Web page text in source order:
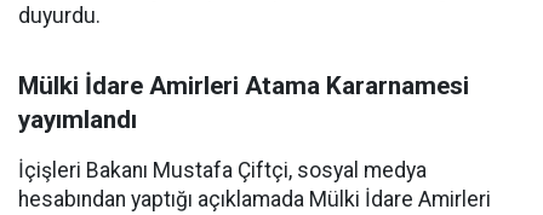
duyurdu.
Mülki İdare Amirleri Atama Kararnamesi
yayımlandı
İçişleri Bakanı Mustafa Çiftçi, sosyal medya
hesabından yaptığı açıklamada Mülki İdare Amirleri